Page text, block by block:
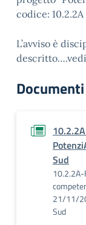
codice:
L’avviso è
Documenti
Sud
21/11/
Sud